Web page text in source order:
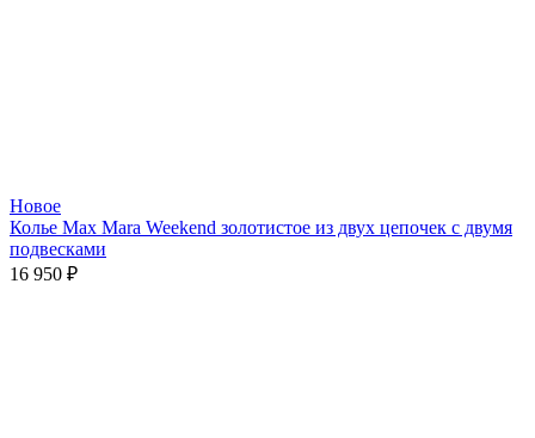
Новое
Колье Max Mara Weekend золотистое из двух цепочек с двумя
подвесками
16 950 ₽